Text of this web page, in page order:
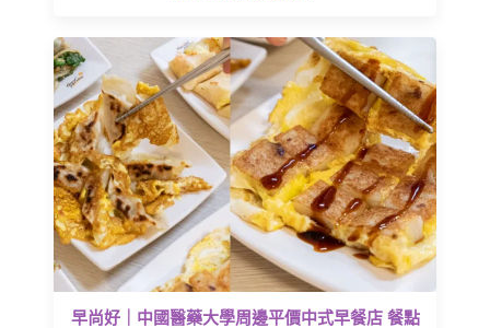
早尚好｜中國醫藥大學周邊平價中式早餐店 餐點